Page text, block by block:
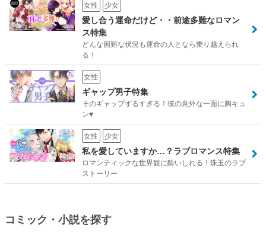
女性 少女
愛し合う運命だけど・・前途多難なロマン
ス特集
どんな困難な状況も運命の人となら乗り越えられ
る！
女性
ギャップ男子特集
そのギャップずるすぎる！彼の意外な一面に胸キュ
ン♥
女性 少女
私を愛していますか…？ラブロマンス特集
ロマンティックな世界観に酔いしれる！珠玉のラブ
ストーリー
コミック・小説を探す